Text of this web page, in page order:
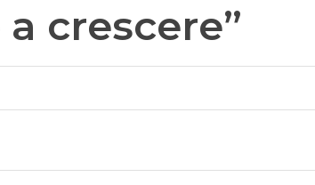
crescere”